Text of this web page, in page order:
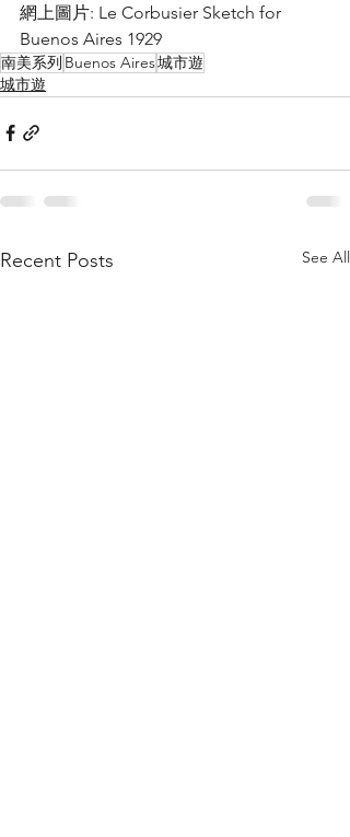
網上圖片: Le Corbusier Sketch for
Buenos Aires 1929
南美系列 Buenos Aires城市遊
城市遊
Recent Posts See All